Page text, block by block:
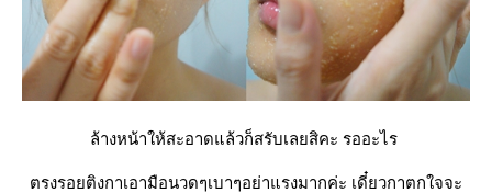
ล้างหน้าให้สะอาดแล้วก็สรับเลยสิคะ รออะไร
ตรงรอยติงกาเอามือนวดๆเบาๆอย่าแรงมากค่ะ เดี๋ยวกาตกใจจะ